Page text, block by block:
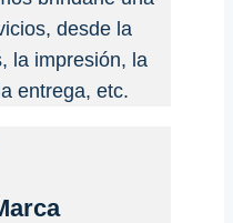
desde la
la impresión, la
entrega, etc.